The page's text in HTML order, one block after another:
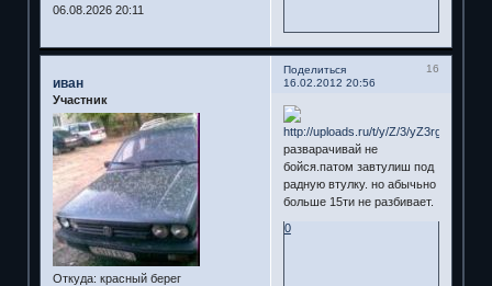
06.08.2026 20:11
Поделиться
16
16.02.2012 20:56
иван
Участник
Откуда: красный берег
разварачивай не
бойся.патом завтулиш под
радную втулку. но абычьно
больше 15ти не разбивает.
0